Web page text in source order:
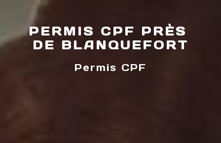
PERMIS CPF PRÈS
DE BLANQUEFORT
Permis CPF